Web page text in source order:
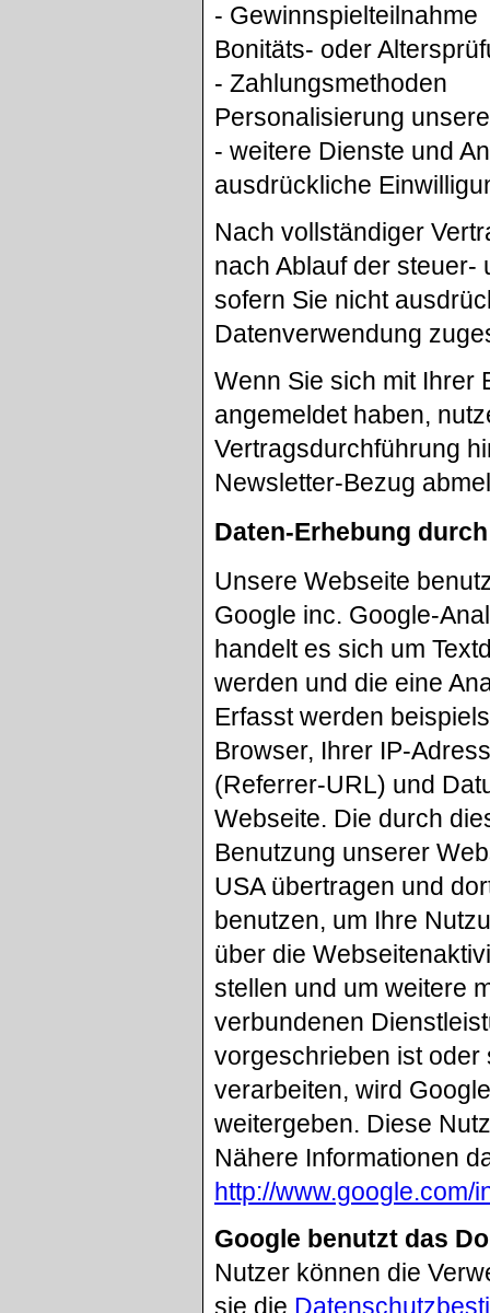
- Gewinnspielteilnahme
Bonitäts- oder
- Zahlungsmethoden
Personalisierung
- weitere Dienste und
ausdrückliche
Nach vollständiger
nach Ablauf der steuer-
sofern Sie nicht
Datenverwendung
Wenn Sie sich mit Ihrer
angemeldet haben,
Vertragsdurchführung
Newsletter-Bezug
Daten-Erhebung
Unsere Webseite
Google inc. Google-
handelt es sich um
werden und die eine
Erfasst werden
Browser, Ihrer IP-
(Referrer-URL) und
Webseite. Die durch
Benutzung unserer
USA übertragen und
benutzen, um Ihre
über die
stellen und um weitere
verbundenen
vorgeschrieben ist oder
verarbeiten, wird
weitergeben. Diese
Nähere Informationen
http://www.google.com/
Google benutzt das
Nutzer können die
sie die